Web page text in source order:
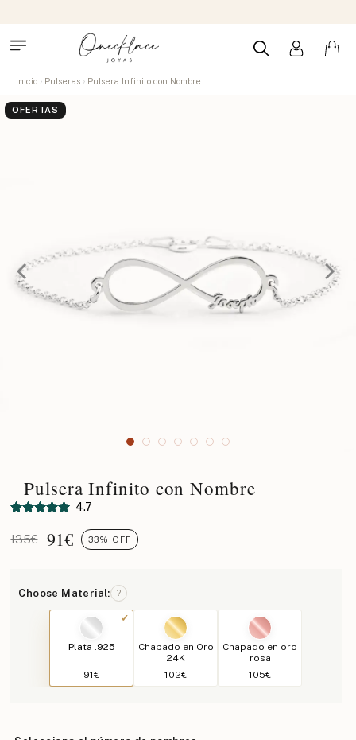
Inicio Pulseras Pulsera Infinito con Nombre
OFERTAS
Pulsera Infinito con Nombre
4.7
135€ 91€ 33% OFF
Choose Material: ?
Plata .925
91€
Chapado en Oro
24K
102€
Chapado en oro
rosa
105€